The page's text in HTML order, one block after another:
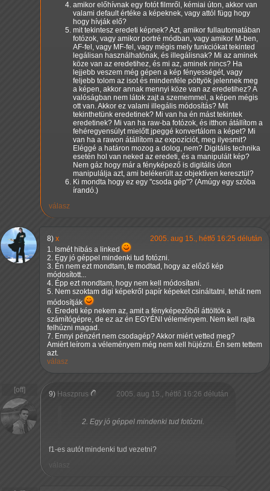
amikor előhívnak egy fotót filmről, kémiai úton, akkor van
valami default értéke a képeknek, vagy attól függ hogy
hogy hívják elő?
mit tekintesz eredeti képnek? Azt, amikor fullautomatában
fotózok, vagy amikor portré módban, vagy amikor M-ben,
AF-fel, vagy MF-fel, vagy mégis mely funkciókat tekinted
legálisan használhatónak, és illegálisnak? Mi az aminek
köze van az eredetihez, és mi az, aminek nincs? Ha
lejjebb veszem még gépen a kép fényességét, vagy
feljebb tolom az isot és mindenféle pöttyök jelennek meg
a képen, akkor annak mennyi köze van az eredetihez? A
valóságban nem látok zajt a szememmel, a képen mégis
ott van. Akkor ez valami illegális módosítás? Mit
tekinthetünk eredetinek? Mi van ha én mást tekintek
eredetinek? Mi van ha raw-ba fotózok, és itthon átállítom a
fehéregyensúlyt mielőtt jpeggé konvertálom a képet? Mi
van ha a rawon átállítom az expozíciót, meg ilyesmit?
Eléggé a határon mozog a dolog, nem? Digitális technika
esetén hol van neked az eredeti, és a manipulált kép?
Nem gáz hogy már a fényképező is digitális úton
manipulálja azt, ami belékerült az objektíven keresztül?
Ki mondta hogy ez egy "csoda gép"? (Amúgy egy szóba
írandó.)
válasz
8) x
2005. aug 15., hétfő 16:25 délután
1. Ismét hibás a linked
2. Egy jó géppel mindenki tud fotózni.
3. Én nem ezt mondtam, te modtad, hogy az előző kép
módosított...
4. Épp ezt mondtam, hogy nem kell módosítani.
5. Nem szoktam digi képekről papír képeket csináltatni, tehát nem
módosítják
6. Eredeti kép nekem az, amit a fényképezőből áttöltök a
számítógépre, de ez az én EGYÉNI véleményem. Nem kell rajta
felhúzni magad.
7. Ennyi pénzért nem csodagép? Akkor miért vetted meg?
Amiért leírom a véleményem még nem kell hüjézni. Én sem tettem
azt.
válasz
9) Haszprus 2005. aug 15., hétfő 16:26 délután
Egy jó géppel mindenki tud fotózni.
f1-es autót mindenki tud vezetni?